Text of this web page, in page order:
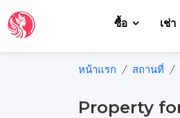
ซื้อ เช่า
หน้าแรก สถานที่
Property